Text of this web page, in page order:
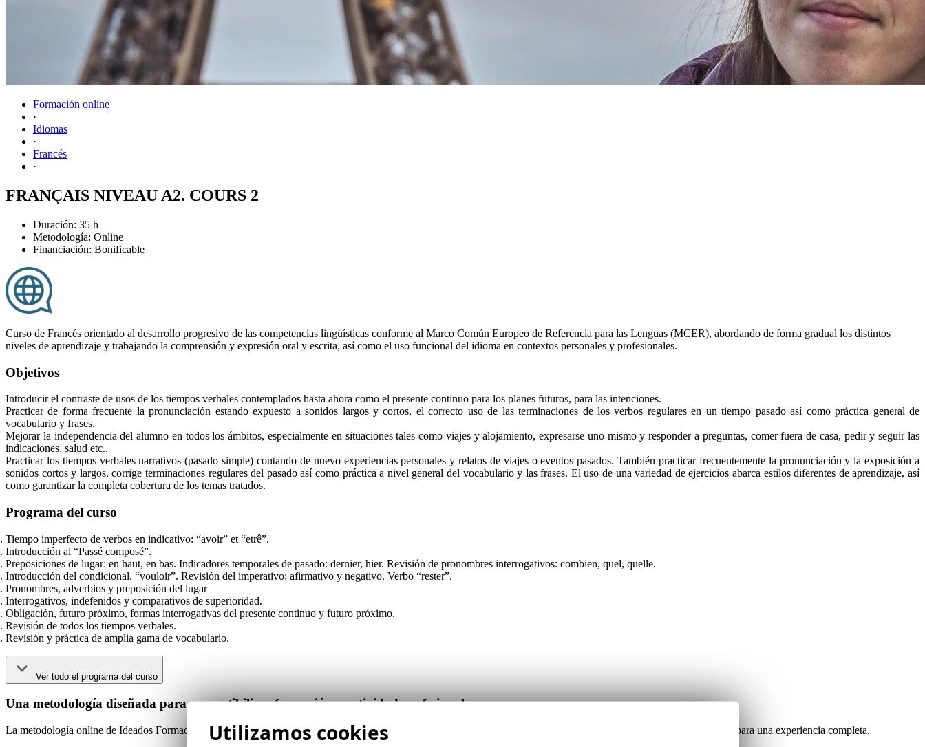
Formación online
·
Idiomas
·
Francés
·
FRANÇAIS NIVEAU A2. COURS 2
Duración: 35 h
Metodología: Online
Financiación: Bonificable
Curso de Francés orientado al desarrollo progresivo de las competencias lingüísticas conforme al Marco Común Europeo de Referencia para las Lenguas (MCER), abordando de forma gradual los distintos
niveles de aprendizaje y trabajando la comprensión y expresión oral y escrita, así como el uso funcional del idioma en contextos personales y profesionales.
Objetivos
Introducir el contraste de usos de los tiempos verbales contemplados hasta ahora como el presente continuo para los planes futuros, para las intenciones.
Practicar de forma frecuente la pronunciación estando expuesto a sonidos largos y cortos, el correcto uso de las terminaciones de los verbos regulares en un tiempo pasado así como práctica general de
vocabulario y frases.
Mejorar la independencia del alumno en todos los ámbitos, especialmente en situaciones tales como viajes y alojamiento, expresarse uno mismo y responder a preguntas, comer fuera de casa, pedir y seguir las
indicaciones, salud etc..
Practicar los tiempos verbales narrativos (pasado simple) contando de nuevo experiencias personales y relatos de viajes o eventos pasados. También practicar frecuentemente la pronunciación y la exposición a
sonidos cortos y largos, corrige terminaciones regulares del pasado así como práctica a nivel general del vocabulario y las frases. El uso de una variedad de ejercicios abarca estilos diferentes de aprendizaje, así
como garantizar la completa cobertura de los temas tratados.
Programa del curso
Tiempo imperfecto de verbos en indicativo: “avoir” et “etrê”.
Introducción al “Passé composé”.
Preposiciones de lugar: en haut, en bas. Indicadores temporales de pasado: dernier, hier. Revisión de pronombres interrogativos: combien, quel, quelle.
Introducción del condicional. “vouloir”. Revisión del imperativo: afirmativo y negativo. Verbo “rester”.
Pronombres, adverbios y preposición del lugar
Interrogativos, indefenidos y comparativos de superioridad.
Obligación, futuro próximo, formas interrogativas del presente continuo y futuro próximo.
Revisión de todos los tiempos verbales.
Revisión y práctica de amplia gama de vocabulario.
Ver todo el programa del curso
Una metodología diseñada para compatibilizar formación y actividad profesional
La metodología online de Ideados Formación facilita flexibilidadreal yacompañamiento
constante. El Campus Virtual integra contenidos, evaluación y comunicación para una experiencia completa.
Utilizamos cookies